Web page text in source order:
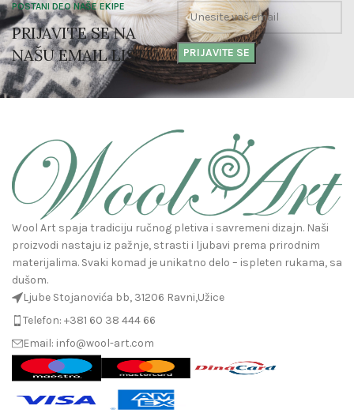
POSTANI DEO NAŠE EKIPE
PRIJAVITE SE NA
NAŠU EMAIL LISTU
Wool Art spaja tradiciju ručnog pletiva i savremeni dizajn. Naši
proizvodi nastaju iz pažnje, strasti i ljubavi prema prirodnim
materijalima. Svaki komad je unikatno delo – ispleten rukama, sa
dušom.
Ljube Stojanovića bb, 31206 Ravni,Užice
Telefon: +381 60 38 444 66
Email: info@wool-art.com